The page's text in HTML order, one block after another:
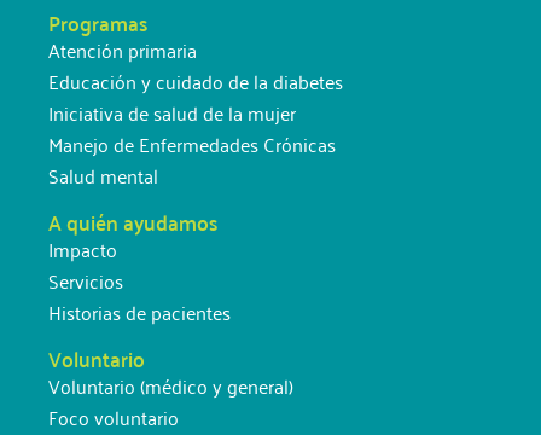
Programas
Atención primaria
Educación y cuidado de la diabetes
Iniciativa de salud de la mujer
Manejo de Enfermedades Crónicas
Salud mental
A quién ayudamos
Impacto
Servicios
Historias de pacientes
Voluntario
Voluntario (médico y general)
Foco voluntario